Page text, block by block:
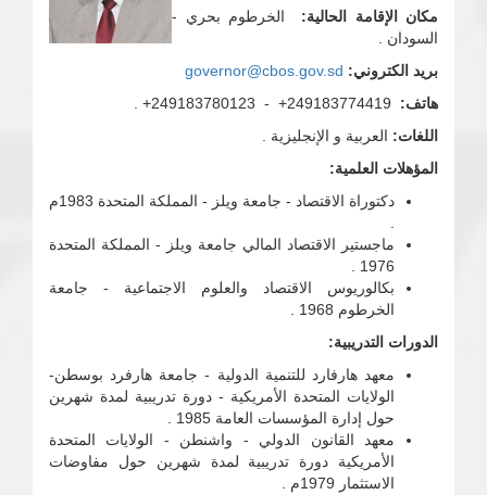
مكان الإقامة الحالية: الخرطوم بحري -
السودان .
بريد الكتروني: governor@cbos.gov.sd
هاتف:
اللغات: العربية و الإنجليزية .
المؤهلات العلمية:
دكتوراة الاقتصاد - جامعة ويلز - المملكة المتحدة 1983م
ماجستير الاقتصاد المالي جامعة ويلز - المملكة المتحدة
1976 .
بكالوريوس الاقتصاد والعلوم الاجتماعية - جامعة
الخرطوم 1968 .
الدورات التدريبية:
معهد هارفارد للتنمية الدولية - جامعة هارفرد بوسطن-
الولايات المتحدة الأمريكية - دورة تدريبية لمدة شهرين
حول إدارة المؤسسات العامة 1985 .
معهد القانون الدولي - واشنطن - الولايات المتحدة
الأمريكية دورة تدريبية لمدة شهرين حول مفاوضات
الاستثمار 1979م .